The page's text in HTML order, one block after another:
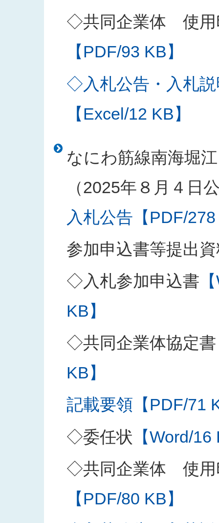
◇共同企業体 使用
【PDF/93 KB】
◇入札公告・入札
【Excel/12 KB】
なにわ筋線南海堀
（2025年８月４日
入札公告【PDF/
参加申込書等提出
◇入札参加申込書
KB】
◇共同企業体協定書
KB】
記載要領【PDF/71
◇委任状 【Word/
◇共同企業体 使用
【PDF/80 KB】